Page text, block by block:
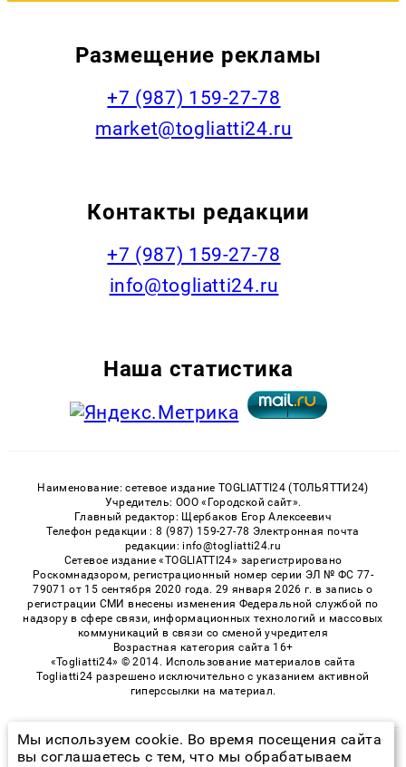
Размещение рекламы
+7 (987) 159-27-78
market@togliatti24.ru
Контакты редакции
+7 (987) 159-27-78
info@togliatti24.ru
Наша статистика
Наименование: сетевое издание TOGLIATTI24 (ТОЛЬЯТТИ24)
Учредитель: ООО «Городской сайт».
Главный редактор: Щербаков Егор Алексеевич
Телефон редакции : 8 (987) 159-27-78 Электронная почта
редакции: info@togliatti24.ru
Сетевое издание «TOGLIATTI24» зарегистрировано
Роскомнадзором, регистрационный номер серии ЭЛ № ФС 77-
79071 от 15 сентября 2020 года. 29 января 2026 г. в запись о
регистрации СМИ внесены изменения Федеральной службой по
надзору в сфере связи, информационных технологий и массовых
коммуникаций в связи со сменой учредителя
Возрастная категория сайта 16+
«Togliatti24» © 2014. Использование материалов сайта
Togliatti24 разрешено исключительно с указанием активной
гиперссылки на материал.
© 2026 «Togliatti24» | Все права защищены
Мы используем cookie. Во время посещения сайта
вы соглашаетесь с тем, что мы обрабатываем